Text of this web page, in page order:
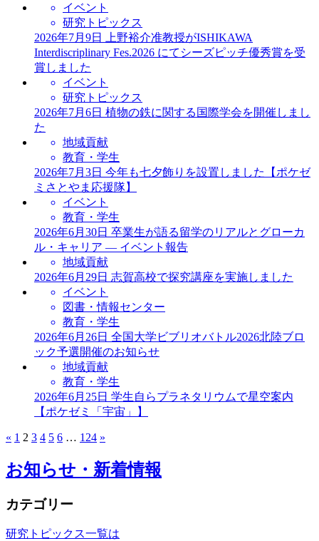
イベント
研究トピックス
2026年7月9日
上野裕介准教授がISHIKAWA
Interdiscriplinary Fes.2026 にてシーズピッチ優秀賞を受
賞しました
イベント
研究トピックス
2026年7月6日 植物の鉄に関する国際学会を開催しまし
た
地域貢献
教育・学生
2026年7月3日 今年も七夕飾りを設置しました【ポケゼ
ミさとやま応援隊】
イベント
教育・学生
2026年6月30日 卒業生が語る留学のリアルとグローカ
ル・キャリア ― イベント報告
地域貢献
2026年6月29日 志賀高校で探究講座を実施しました
イベント
図書・情報センター
教育・学生
2026年6月26日 全国大学ビブリオバトル2026北陸ブロ
ック予選開催のお知らせ
地域貢献
教育・学生
2026年6月25日 学生自らプラネタリウムで星空案内
【ポケゼミ「宇宙」】
« 1 2 3 4 5 6 … 124 »
お知らせ・新着情報
カテゴリー
研究トピックス一覧は